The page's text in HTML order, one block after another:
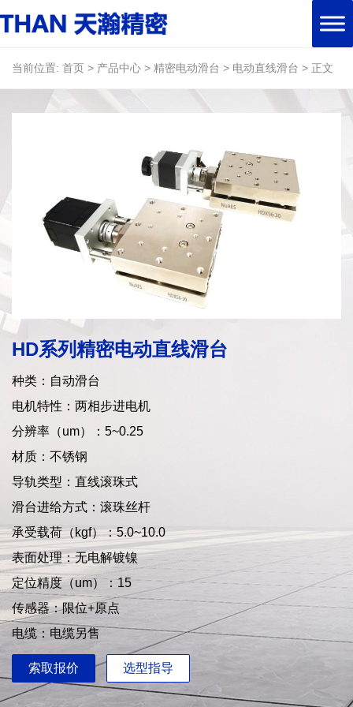
当前位置: 首页 > 产品中心 > 精密电动滑台 > 电动直线滑台 > 正文
HD系列精密电动直线滑台
种类：自动滑台
电机特性：两相步进电机
分辨率（um）：5~0.25
材质：不锈钢
导轨类型：直线滚珠式
滑台进给方式：滚珠丝杆
承受载荷（kgf）：5.0~10.0
表面处理：无电解镀镍
定位精度（um）：15
传感器：限位+原点
电缆：电缆另售
索取报价 选型指导